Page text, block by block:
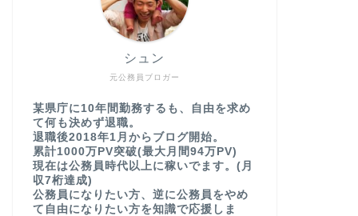
元公務員ブロガー
シュン
某県庁に10年間勤務するも、自由を求め
て何も決めず退職。
退職後2018年1月からブログ開始。
累計1000万PV突破(最大月間94万PV)
現在は公務員時代以上に稼いでます。(月
収7桁達成)
公務員になりたい方、逆に公務員をやめ
て自由になりたい方を知識で応援しま